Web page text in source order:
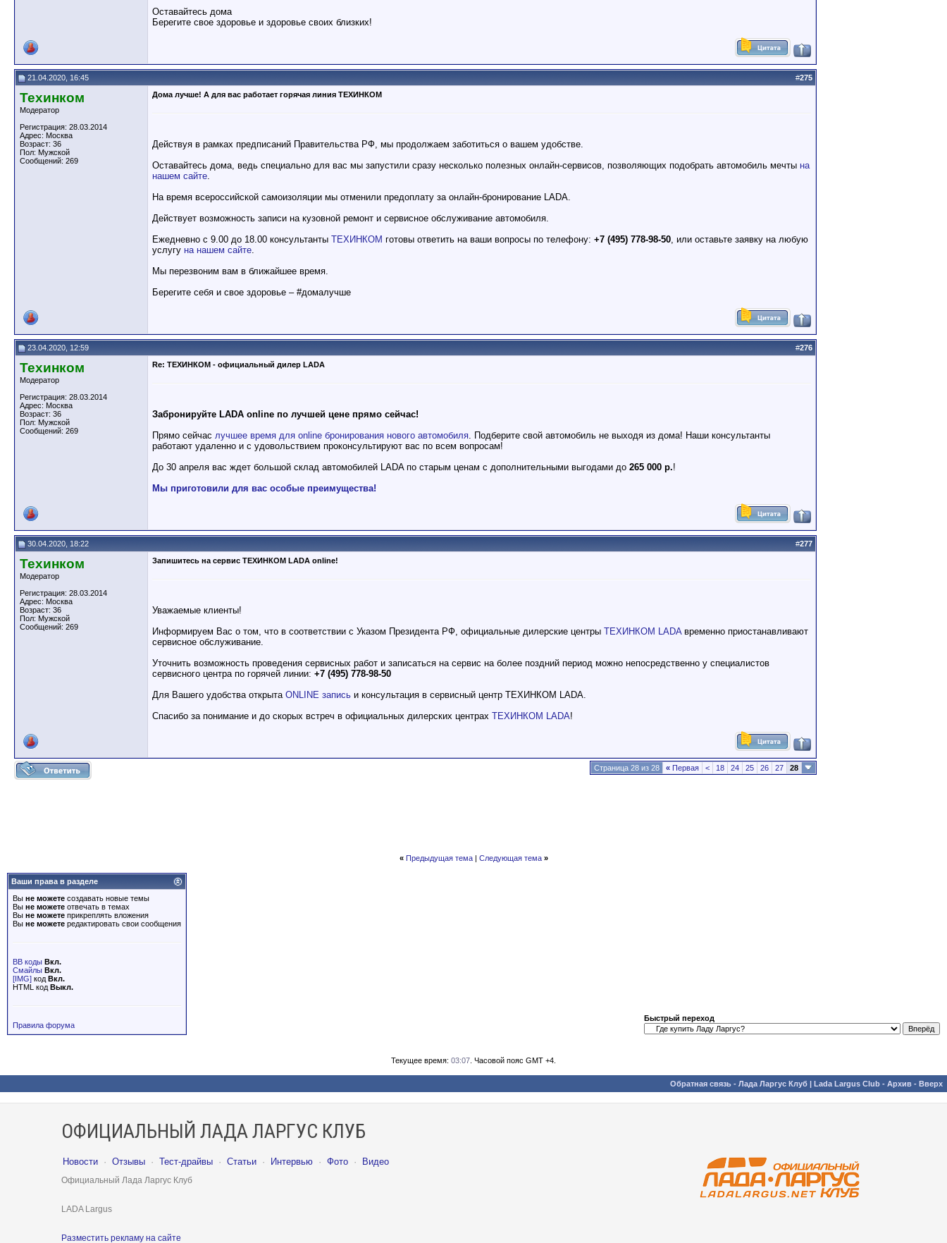
Оставайтесь дома
Берегите свое здоровье и здоровье своих близких!
21.04.2020, 16:45 #275
Техинком
Модератор
Регистрация: 28.03.2014
Адрес: Москва
Возраст: 36
Пол: Мужской
Сообщений: 269
Дома лучше! А для вас работает горячая линия ТЕХИНКОМ
Действуя в рамках предписаний Правительства РФ, мы продолжаем заботиться о вашем удобстве.
Оставайтесь дома, ведь специально для вас мы запустили сразу несколько полезных онлайн-сервисов, позволяющих подобрать автомобиль мечты на
нашем сайте.
На время всероссийской самоизоляции мы отменили предоплату за онлайн-бронирование LADA.
Действует возможность записи на кузовной ремонт и сервисное обслуживание автомобиля.
Ежедневно с 9.00 до 18.00 консультанты ТЕХИНКОМ готовы ответить на ваши вопросы по телефону: +7 (495) 778-98-50, или оставьте заявку на любую
услугу на нашем сайте.
Мы перезвоним вам в ближайшее время.
Берегите себя и свое здоровье – #домалучше
23.04.2020, 12:59 #276
Техинком
Модератор
Регистрация: 28.03.2014
Адрес: Москва
Возраст: 36
Пол: Мужской
Сообщений: 269
Re: ТЕХИНКОМ - официальный дилер LADA
Забронируйте LADA online по лучшей цене прямо сейчас!
Прямо сейчас лучшее время для online бронирования нового автомобиля. Подберите свой автомобиль не выходя из дома! Наши консультанты
работают удаленно и с удовольствием проконсультируют вас по всем вопросам!
До 30 апреля вас ждет большой склад автомобилей LADA по старым ценам с дополнительными выгодами до 265 000 р.!
Мы приготовили для вас особые преимущества!
30.04.2020, 18:22 #277
Техинком
Модератор
Регистрация: 28.03.2014
Адрес: Москва
Возраст: 36
Пол: Мужской
Сообщений: 269
Запишитесь на сервис ТЕХИНКОМ LADA online!
Уважаемые клиенты!
Информируем Вас о том, что в соответствии с Указом Президента РФ, официальные дилерские центры ТЕХИНКОМ LADAвременно приостанавливают
сервисное обслуживание.
Уточнить возможность проведения сервисных работ и записаться на сервис на более поздний период можно непосредственно у специалистов
сервисного центра по горячей линии: +7 (495) 778-98-50
Для Вашего удобства открыта ONLINE запись и консультация в сервисный центр ТЕХИНКОМ LADA.
Спасибо за понимание и до скорых встреч в официальных дилерских центрах ТЕХИНКОМ LADA!
Страница 28 из 28 « Первая < 18 24 25 26 27 28
« Предыдущая тема| Следующая тема »
Ваши права в разделе
Вы не можете создавать новые темы
Вы не можете отвечать в темах
Вы не можете прикреплять вложения
Вы не можете редактировать свои сообщения
BB коды Вкл.
Смайлы Вкл.
[IMG] код Вкл.
HTML код Выкл.
Правила форума
Быстрый переход
Текущее время: 03:07 . Часовой пояс GMT +4.
Обратная связь - Лада Ларгус Клуб | Lada Largus Club - Архив - Вверх
ОФИЦИАЛЬНЫЙ ЛАДА ЛАРГУС КЛУБ
Новости · Отзывы · Тест-драйвы · Статьи · Интервью · Фото · Видео
Официальный Лада Ларгус Клуб
LADA Largus
Разместить рекламу на сайте